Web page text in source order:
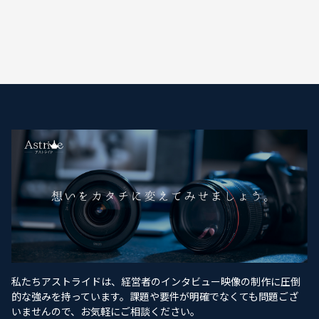
私たちアストライドは、経営者のインタビュー映像の制作に圧倒
的な強みを持っています。課題や要件が明確でなくても問題ござ
いませんので、お気軽にご相談ください。